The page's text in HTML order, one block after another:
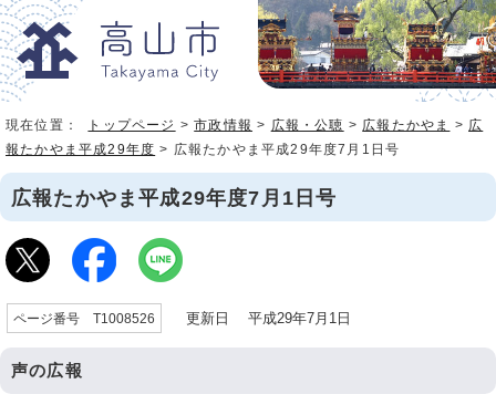
現在位置： トップページ >市政情報 > 広報・公聴 > 広報たかやま > 広
報たかやま平成29年度 > 広報たかやま平成29年度7月1日号
広報たかやま平成29年度7月1日号
ページ番号 T1008526 更新日 平成29年7月1日
声の広報